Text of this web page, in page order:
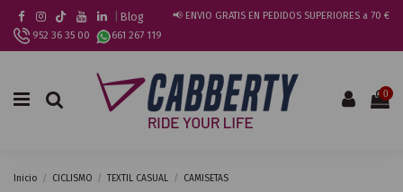
Blog
📢 ENVIO GRATIS EN PEDIDOS SUPERIORES a 70 €
952 36 35 00
661 267 119
0
Inicio CICLISMO TEXTIL CASUAL CAMISETAS